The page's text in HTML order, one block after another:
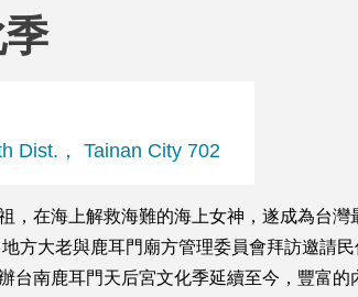
Dist.， Tainan City 702
，在海上解救海難的海上女神，遂成為台
方大老與鹿耳門廟方管理委員會拜訪邀請
台南鹿耳門天后宮文化季延續至今，豐富